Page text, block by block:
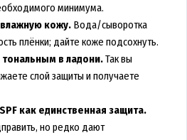
минимума.
кожу.Вода/сыворотка
плёнки; дайте коже подсохнуть.
в ладони.Так вы
слой защиты и получаете
как единственная защита.
но редко дают